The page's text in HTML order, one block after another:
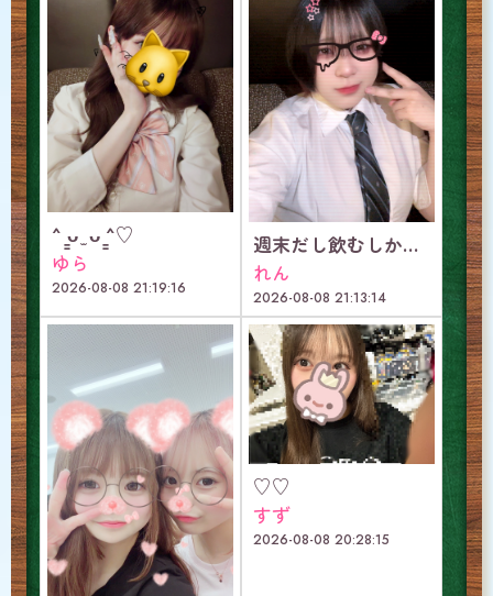
^ ̳ᴗ ̫ ᴗ ̳^♡
ゆら
2026-08-08 21:19:16
週末だし飲むしかなくない？🥂
れん
2026-08-08 21:13:14
♡♡
すず
2026-08-08 20:28:15